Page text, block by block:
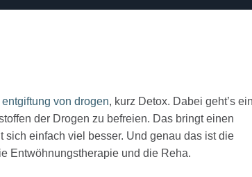
entgiftung von drogen, kurz Detox. Dabei geht’s
der Drogen zu befreien. Das bringt einen
einfach viel besser. Und genau das ist die
Entwöhnungstherapie und die Reha.